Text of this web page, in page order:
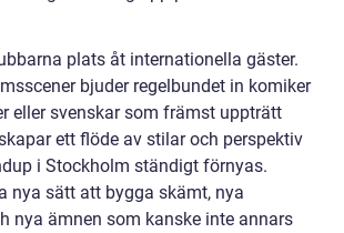
plats åt internationella gäster.
bjuder regelbundet in komiker
eller svenskar som främst uppträtt
ett flöde av stilar och perspektiv
i Stockholm ständigt förnyas.
nya sätt att bygga skämt, nya
nya ämnen som kanske inte annars